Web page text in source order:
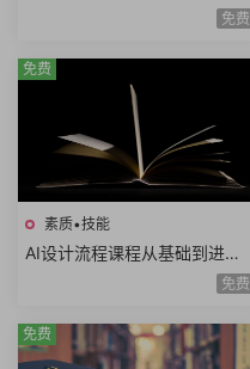
滚AI复活老照片AI制作MV情歌
免费
素质•技能
AI设计流程课程从基础到进阶A
I工具使用自动化流程AI出图案
免费
免费
免费